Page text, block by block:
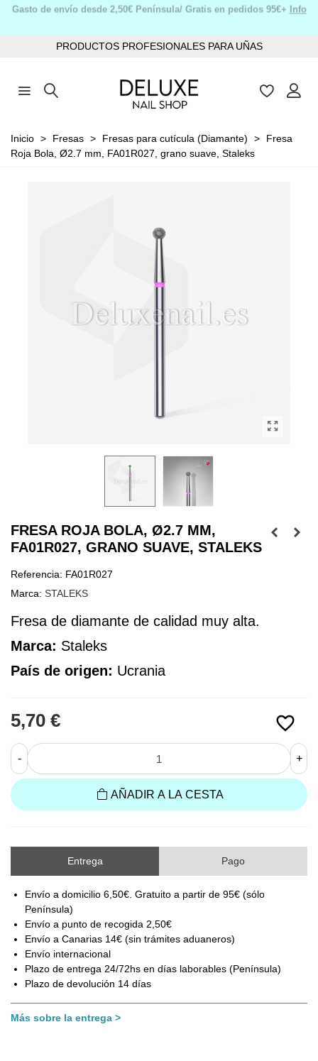
Gasto de envío desde 2,50€ Península/ Gratis en pedidos 95€+Info
PRODUCTOS PROFESIONALES PARA UÑAS
Inicio > Fresas > Fresas para cutícula (Diamante) >
Fresa
Roja Bola, Ø2.7 mm, FA01R027, grano suave, Staleks
FRESA ROJA BOLA, Ø2.7 MM,
FA01R027, GRANO SUAVE, STALEKS
Referencia: FA01R027
Marca: STALEKS
Fresa de diamante de calidad muy alta.
Marca: Staleks
País de origen: Ucrania
favorite_border
5,70 €
- +
AÑADIR A LA CESTA
Entrega Pago
Envío a domicilio 6,50€. Gratuito a partir de 95€ (sólo
Península)
Envío a punto de recogida 2,50€
Envío a Canarias 14€ (sin trámites aduaneros)
Envío internacional
Plazo de entrega 24/72hs en días laborables (Península)
Plazo de devolución 14 días
Más sobre la entrega